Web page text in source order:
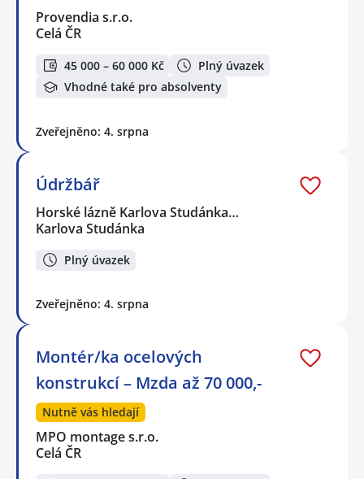
Provendia s.r.o.
Celá ČR
45 000 – 60 000 Kč
Plný úvazek
Vhodné také pro absolventy
Zveřejněno: 4. srpna
Údržbář
Horské lázně Karlova Studánka…
Karlova Studánka
Plný úvazek
Zveřejněno: 4. srpna
Montér/ka ocelových
konstrukcí – Mzda až 70 000,-
Nutně vás hledají
MPO montage s.r.o.
Celá ČR